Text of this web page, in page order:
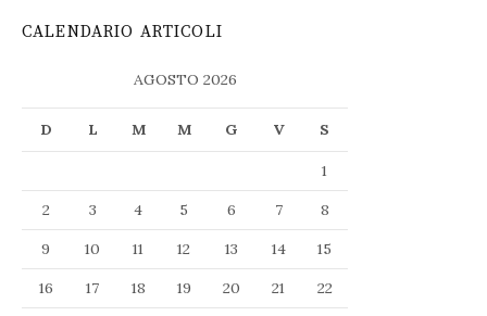
CALENDARIO ARTICOLI
AGOSTO 2026
D L M M G V S
1
2
3 4 5 6 7
8
9
10 11 12 13 14
15
16
17 18 19 20 21
22